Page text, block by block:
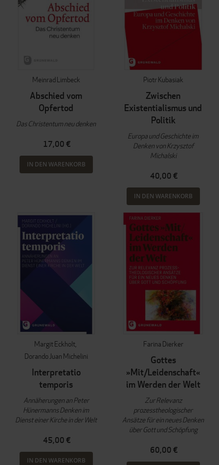
Meinrad Limbeck
Abschied vom
Opfertod
Das Christentum neu denken
17,00 €
IN DEN WARENKORB
Piotr Kubasiak
Zwischen
Existentialismus und
Politik
Europa und Geschichte im
Denken von Krzysztof
Michalski
40,00 €
IN DEN WARENKORB
Margit Eckholt
Dorando Juan Michelini
Interpretatio
temporis
Annäherungen an Peter
Hünermanns Denken im
Dienst einer Kirche in der Welt
45,00 €
IN DEN WARENKORB
Farina Dierker
Gottes
»Mit/Leidenschaft«
im Werden der Welt
Zur Relevanz
prozesstheologischer
Ansätze für ein neues Denken
über Gott und Schöpfung
60,00 €